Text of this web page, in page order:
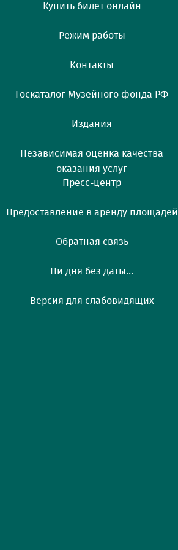
Купить билет онлайн
Режим работы
Контакты
Госкаталог Музейного фонда РФ
Издания
Независимая оценка качества
оказания услуг
Пресс-центр
Предоставление в аренду площадей
Обратная связь
Ни дня без даты...
Версия для слабовидящих